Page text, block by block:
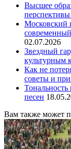
Высшее
перспективы
Московский
02.07.2026
Звездный
культурным
Как не
советы и
песен
Вам также может